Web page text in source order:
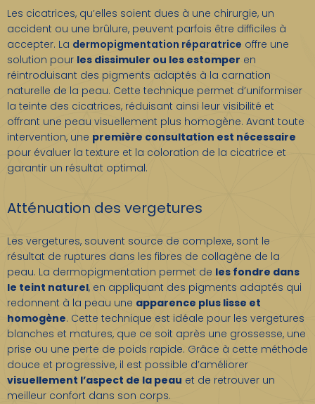
Les cicatrices, qu’elles soient dues à une chirurgie, un
accident ou une brûlure, peuvent parfois être difficiles à
accepter. La dermopigmentation réparatrice offre une
solution pour les dissimuler ou les estomper en
réintroduisant des pigments adaptés à la carnation
naturelle de la peau. Cette technique permet d’uniformiser
la teinte des cicatrices, réduisant ainsi leur visibilité et
offrant une peau visuellement plus homogène. Avant toute
intervention, une première consultation est nécessaire
pour évaluer la texture et la coloration de la cicatrice et
garantir un résultat optimal.
Atténuation des vergetures
Les vergetures, souvent source de complexe, sont le
résultat de ruptures dans les fibres de collagène de la
peau. La dermopigmentation permet de les fondre dans
le teint naturel, en appliquant des pigments adaptés qui
redonnent à la peau une apparence plus lisse et
homogène. Cette technique est idéale pour les vergetures
blanches et matures, que ce soit après une grossesse, une
prise ou une perte de poids rapide. Grâce à cette méthode
douce et progressive, il est possible d’améliorer
visuellement l’aspect de la peau et de retrouver un
meilleur confort dans son corps.